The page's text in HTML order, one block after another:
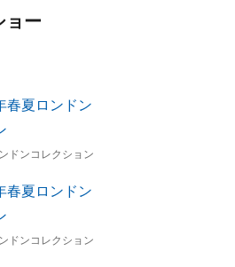
ョー
ドンコレクション
ドンコレクション